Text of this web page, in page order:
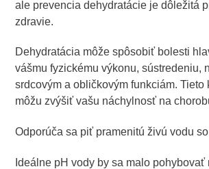
ale prevencia dehydratácie je dôležitá
zdravie.
Dehydratácia môže spôsobiť bolesti
vášmu fyzickému výkonu, sústredeniu,
srdcovým a obličkovým funkciám. Tieto
môžu zvýšiť vašu náchylnosť na
Odporúča sa piť pramenitú živú vodu
Ideálne pH vody by sa malo pohybovať